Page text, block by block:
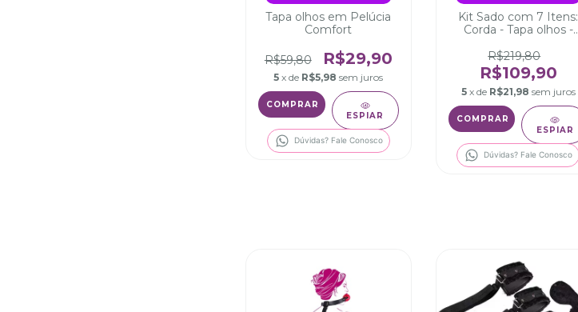
Tapa olhos em Pelúcia
Comfort
R$59,80 R$29,90
5 x de R$5,98 sem juros
COMPRAR
ESPIAR
Dúvidas? Fale Conosco
Kit Sado com 7 Itens:
Corda - Tapa olhos -
Algema - Coleira -
Tornozeleira
R$219,80
R$109,90
5 x de R$21,98 sem juros
ESPIAR
Dúvidas? Fale Conosco